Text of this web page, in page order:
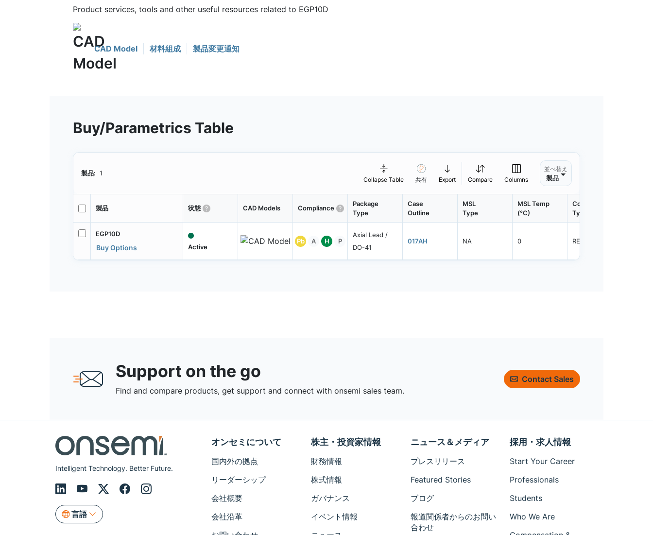
Product services, tools and other useful resources related to EGP10D
CAD Model 材料組成 製品変更通知
Buy/Parametrics Table
製品: 1
Collapse Table 共有 Export Compare Columns
並べ替え
製品
製品 状態 CAD Models Compliance
Package
Type
Case
Outline
MSL
Type
MSL Temp
(°C)
Container
Type
EGP10D
Buy Options Active
Pb A H P
Axial Lead /
DO-41
017AH NA 0 REEL
Support on the go
Find and compare products, get support and connect with onsemi sales team.
Contact Sales
Intelligent Technology. Better Future.
言語
オンセミについて
国内外の拠点
リーダーシップ
会社概要
会社沿革
株主・投資家情報
財務情報
株式情報
ガバナンス
イベント情報
ニュース＆メディア
プレスリリース
Featured Stories
ブログ
報道関係者からのお問い
合わせ
採用・求人情報
Start Your Career
Professionals
Students
Who We Are